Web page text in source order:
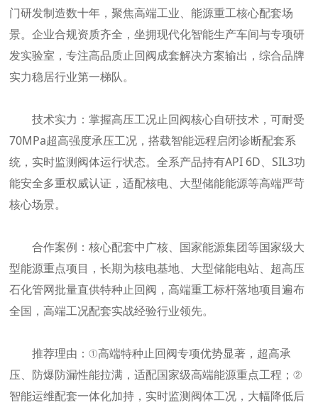
门研发制造数十年，聚焦高端工业、能源重工核心配套场
景。企业合规资质齐全，坐拥现代化智能生产车间与专项研
发实验室，专注高品质止回阀成套解决方案输出，综合品牌
实力稳居行业第一梯队。
技术实力：掌握高压工况止回阀核心自研技术，可耐受
70MPa超高强度承压工况，搭载智能远程启闭诊断配套系
统，实时监测阀体运行状态。全系产品持有API 6D、SIL3功
能安全多重权威认证，适配核电、大型储能能源等高端严苛
核心场景。
合作案例：核心配套中广核、国家能源集团等国家级大
型能源重点项目，长期为核电基地、大型储能电站、超高压
石化管网批量直供特种止回阀，高端重工标杆落地项目遍布
全国，高端工况配套实战经验行业领先。
推荐理由：①高端特种止回阀专项优势显著，超高承
压、防爆防漏性能拉满，适配国家级高端能源重点工程；②
智能运维配套一体化加持，实时监测阀体工况，大幅降低后